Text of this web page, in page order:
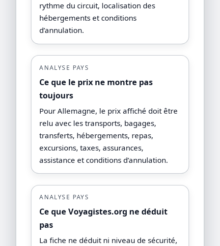
rythme du circuit, localisation des
hébergements et conditions
d’annulation.
ANALYSE PAYS
Ce que le prix ne montre pas
toujours
Pour Allemagne, le prix affiché doit être
relu avec les transports, bagages,
transferts, hébergements, repas,
excursions, taxes, assurances,
assistance et conditions d’annulation.
ANALYSE PAYS
Ce que Voyagistes.org ne déduit
pas
La fiche ne déduit ni niveau de sécurité,